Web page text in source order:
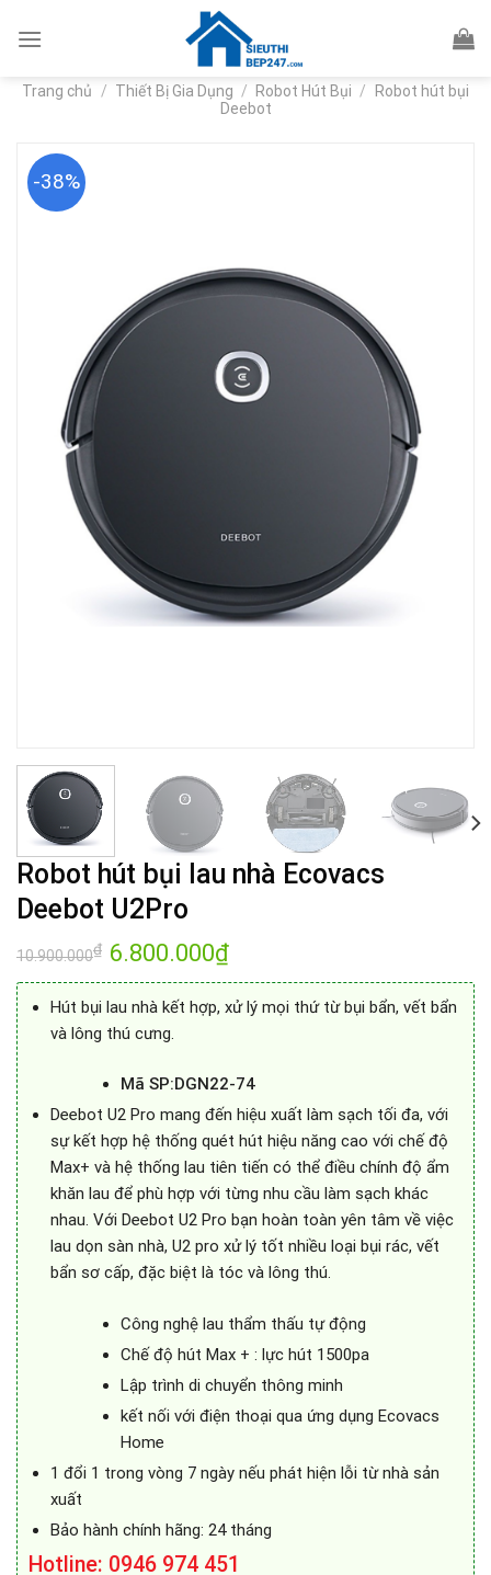
Trang chủ / Thiết Bị Gia Dụng / Robot Hút Bụi /
Robot hút bụi
Deebot
-38%
Robot hút bụi lau nhà Ecovacs
Deebot U2Pro
10.900.000₫ Giá
gốc
là:
6.800.000₫Giá
tại
6.800.000₫.
Hút bụi lau nhà kết hợp, xử lý mọi thứ từ bụi bẩn, vết bẩn
và lông thú cưng.
Mã SP:DGN22-74
Deebot U2 Pro mang đến hiệu xuất làm sạch tối đa, với
sự kết hợp hệ thống quét hút hiệu năng cao với chế độ
Max+ và hệ thống lau tiên tiến có thể điều chính độ ẩm
khăn lau để phù hợp với từng nhu cầu làm sạch khác
nhau. Với Deebot U2 Pro bạn hoàn toàn yên tâm về việc
lau dọn sàn nhà, U2 pro xử lý tốt nhiều loại bụi rác, vết
bẩn sơ cấp, đặc biệt là tóc và lông thú.
Công nghệ lau thẩm thấu tự động
Chế độ hút Max + : lực hút 1500pa
Lập trình di chuyển thông minh
kết nối với điện thoại qua ứng dụng Ecovacs
Home
1 đổi 1 trong vòng 7 ngày nếu phát hiện lỗi từ nhà sản
xuất
Bảo hành chính hãng: 24 tháng
Hotline: 0946 974 451